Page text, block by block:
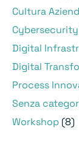
Cultura
Cybersecurity
Digital
Digital
Process
Senza
Workshop (8)